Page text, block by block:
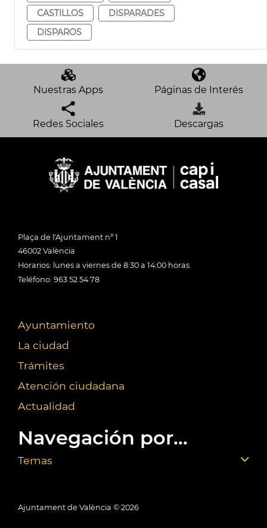
CASTILLOS
DISPARADES
DISPAROS
Nuestras Apps Páginas de Interés
Redes Sociales Descargas
Plaça de l'Ajuntament nº 1
46002 València
Horarios: lunes a viernes de 8:30 a 14:00 horas
Teléfono: 963 52 54 78
Ayuntamiento
La ciudad
Trámites
Atención ciudadana
Actualidad
Navegación por...
Temas
Ajuntament de València © 2026